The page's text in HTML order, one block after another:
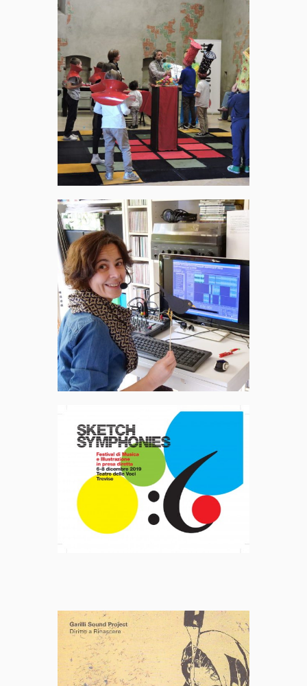
Famiglie
all’Opera
La Scuola al
Megafono
Sketch
Symphonies
Diritto a